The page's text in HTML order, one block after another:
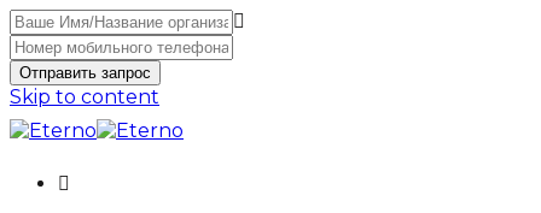
Отправить запрос
Skip to content